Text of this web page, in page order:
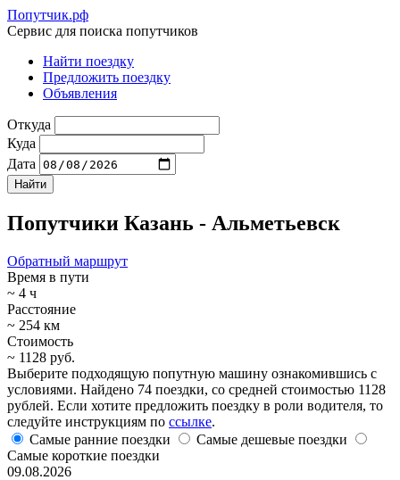
Попутчик.рф
Сервис для поиска попутчиков
Найти поездку
Предложить поездку
Объявления
Откуда
Куда
Дата
Попутчики Казань - Альметьевск
Обратный маршрут
Время в пути
~ 4 ч
Расстояние
~ 254 км
Стоимость
~ 1128 руб.
Выберите подходящую попутную машину ознакомившись с
условиями. Найдено 74 поездки, со средней стоимостью 1128
рублей. Если хотите предложить поездку в роли водителя, то
следуйте инструкциям по ссылке.
Самые ранние поездки
Самые дешевые поездки
Самые короткие поездки
09.08.2026